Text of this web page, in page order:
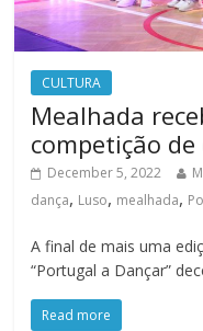
CULTURA
Mealhada
competição
December 5, 2022
dança, Luso, mealhada,
A final de mais uma
“Portugal a Dançar”
Read more